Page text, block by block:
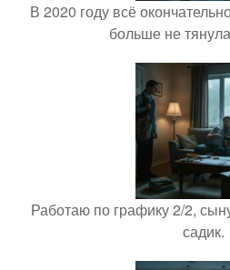
В 2020 году всё
больше не
Работаю по графику 2/2,
садик.